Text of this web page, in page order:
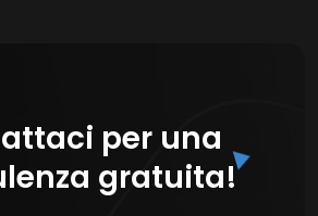
per una
gratuita!